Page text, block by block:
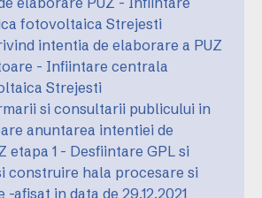
fotovoltaica Strejesti
intentia de elaborare a PUZ
- Infiintare centrala
Strejesti
si consultarii publicului in
anuntarea intentiei de
etapa 1 - Desfiintare GPL si
construire hala procesare si
afisat in data de 29.12.2021